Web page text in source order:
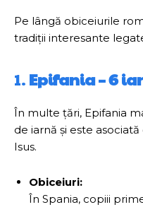
Pe lângă obiceiurile
tradiții interesante
1. Epifania – 6
În multe țări, Epifania
de iarnă și este
Isus.
Obiceiuri:
În Spania, copiii